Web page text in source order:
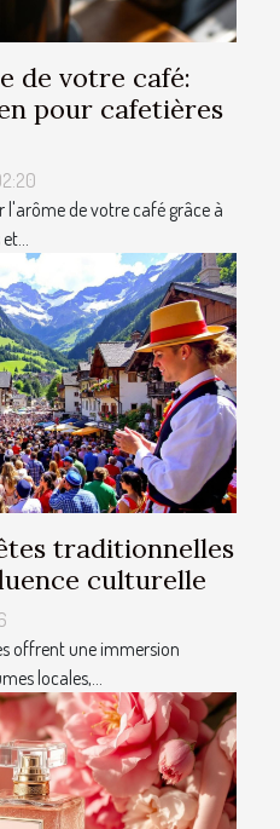
de votre café:
pour cafetières
de votre café grâce à
traditionnelles
culturelle
offrent une immersion
locales,...